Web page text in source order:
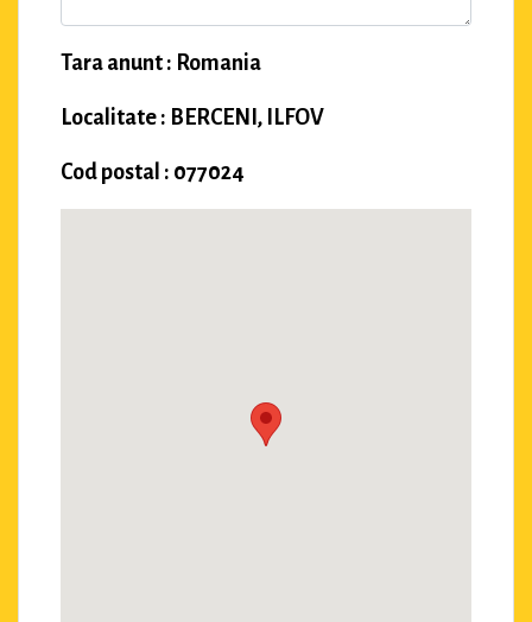
Tara anunt : Romania
Localitate : BERCENI, ILFOV
Cod postal : 077024